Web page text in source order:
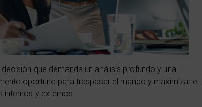
que demanda un análisis profundo y una
oportuno para traspasar el mando y maximizar el
y externos.